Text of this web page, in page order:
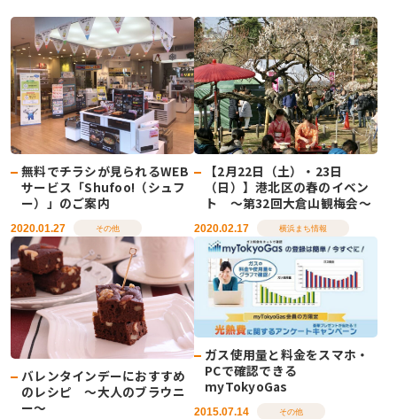
無料でチラシが見られるWEB
サービス「Shufoo!（シュフ
ー）」のご案内
2020.01.27 その他
【2月22日（土）・23日
（日）】港北区の春のイベン
ト ～第32回大倉山観梅会～
2020.02.17 横浜まち情報
バレンタインデーにおすすめ
のレシピ ～大人のブラウニ
ー～
ガス使用量と料金をスマホ・
PCで確認できる
myTokyoGas
2015.07.14 その他